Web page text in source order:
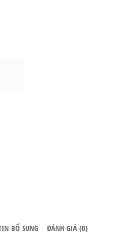
BỔ SUNG ĐÁNH GIÁ (0)